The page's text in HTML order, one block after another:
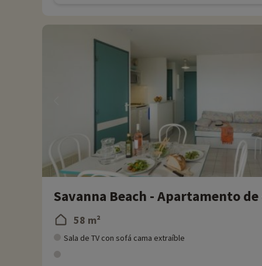
Savanna Beach - Apartamento
58 m²
Sala de TV con sofá cama extraíble